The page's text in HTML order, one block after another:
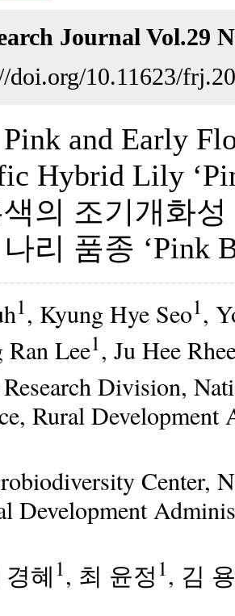
Journal Vol.29
doi.org/10.11623/
and Early
Hybrid Lily
의 조기개화
리 품종 ‘Pink
1, Kyung Hye Seo1,
Ran Lee1, Ju Hee
Division,
Rural
Center,
Development
혜 1, 최 윤정 1, 김